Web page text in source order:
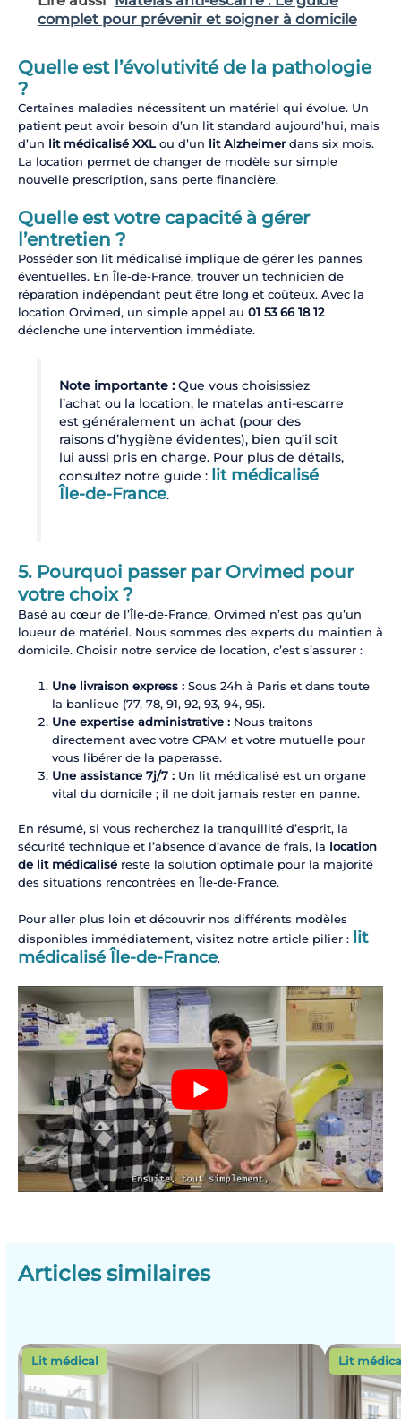
complet pour prévenir et soigner à domicile
Quelle est l’évolutivité de la pathologie
?
Certaines maladies nécessitent un matériel qui évolue. Un
patient peut avoir besoin d’un lit standard aujourd’hui, mais
d’un lit médicalisé XXLou d’un lit Alzheimerdans six mois.
La location permet de changer de modèle sur simple
nouvelle prescription, sans perte financière.
Quelle est votre capacité à gérer
l’entretien ?
Posséder son lit médicalisé implique de gérer les pannes
éventuelles. En Île-de-France, trouver un technicien de
réparation indépendant peut être long et coûteux. Avec la
location Orvimed, un simple appel au 01 53 66 18 12
déclenche une intervention immédiate.
Note importante :Que vous choisissiez
l’achat ou la location, le matelas anti-escarre
est généralement un achat (pour des
raisons d’hygiène évidentes), bien qu’il soit
lui aussi pris en charge. Pour plus de détails,
consultez notre guide : lit médicalisé
Île-de-France.
5. Pourquoi passer par Orvimed pour
votre choix ?
Basé au cœur de l’Île-de-France, Orvimed n’est pas qu’un
loueur de matériel. Nous sommes des experts du maintien à
domicile. Choisir notre service de location, c’est s’assurer :
Une livraison express :Sous 24h à Paris et dans toute
la banlieue (77, 78, 91, 92, 93, 94, 95).
Une expertise administrative :Nous traitons
directement avec votre CPAM et votre mutuelle pour
vous libérer de la paperasse.
Une assistance 7j/7 :Un lit médicalisé est un organe
vital du domicile ; il ne doit jamais rester en panne.
En résumé, si vous recherchez la tranquillité d’esprit, la
sécurité technique et l’absence d’avance de frais, la location
de lit médicaliséreste la solution optimale pour la majorité
des situations rencontrées en Île-de-France.
Pour aller plus loin et découvrir nos différents modèles
disponibles immédiatement, visitez notre article pilier :
lit
médicalisé Île-de-France.
Articles similaires
Lit médical Lit